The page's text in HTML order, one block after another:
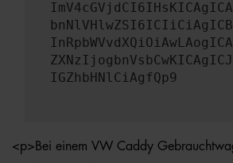
IGZhbHNlCiAgfQp9
<p>Bei einem VW Caddy